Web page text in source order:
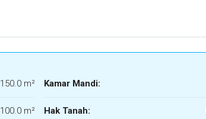
150.0 m²
100.0 m²
Kamar Mandi:
Hak Tanah: